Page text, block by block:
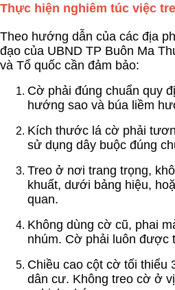
Thực hiện nghiêm túc việc
Theo hướng dẫn của các địa
đạo của UBND TP Buôn Ma
và Tổ quốc cần đảm bảo:
Cờ phải đúng chuẩn quy
hướng sao và búa liềm
Kích thước lá cờ phải
sử dụng dây buộc đúng
Treo ở nơi trang trọng,
khuất, dưới bảng hiệu,
quan.
Không dùng cờ cũ, phai
nhúm. Cờ phải luôn được
Chiều cao cột cờ tối thiểu
dân cư. Không treo cờ ở